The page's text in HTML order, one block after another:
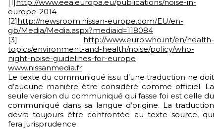
[1]http://www.eea.europa.eu/publications/noise-in-
europe-2014
[2]http://newsroom.nissan-europe.com/EU/en-
gb/Media/Media.aspx?mediaid=118084
[3] http://www.euro.who.int/en/health-
topics/environment-and-health/noise/policy/who-
night-noise-guidelines-for-europe
www.nissanmedia.fr
Le texte du communiqué issu d’une traduction ne doit
d’aucune manière être considéré comme officiel. La
seule version du communiqué qui fasse foi est celle du
communiqué dans sa langue d’origine. La traduction
devra toujours être confrontée au texte source, qui
fera jurisprudence.